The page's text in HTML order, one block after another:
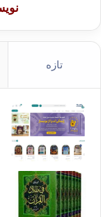
ديروز می خواستم
در برا برت زانو بزنم
غرور راه را بر من بست
ترسيدم بگويی
" آرام باش .. هنوز
تازه